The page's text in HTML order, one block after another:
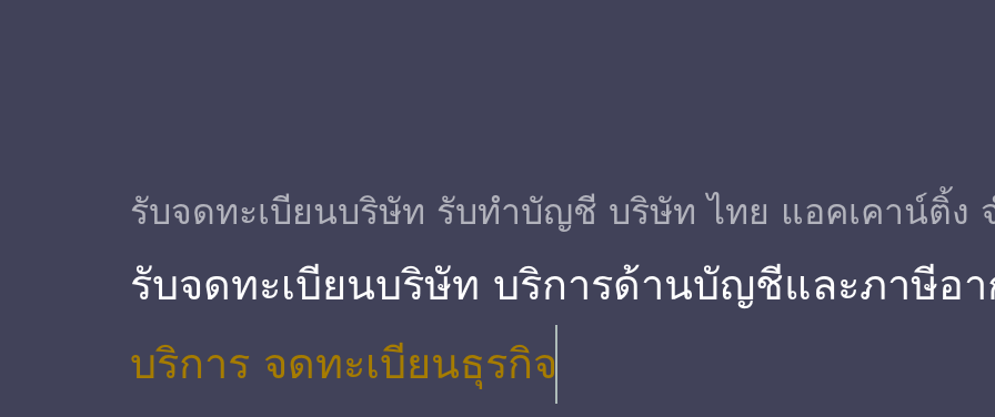
รับจดทะเบียนบริษัท รับทําบัญชี บริษัท ไทย แอคเคาน์ติ้ง
รับจดทะเบียนบริษัท บริการด้านบัญชีและภาษีอา
บริการ จดทะเบียนธุรกิจ